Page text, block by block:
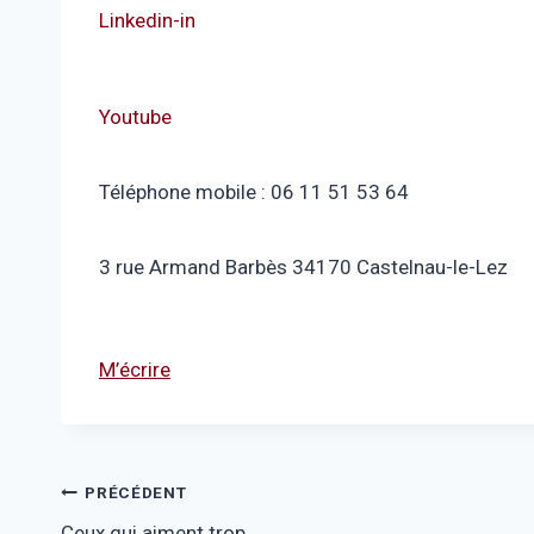
Linkedin-in
Youtube
Téléphone mobile : 06 11 51 53 64
3 rue Armand Barbès 34170 Castelnau-le-Lez
M’écrire
Navigation
PRÉCÉDENT